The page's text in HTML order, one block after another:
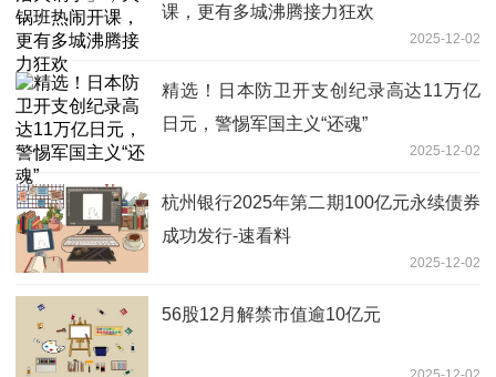
课，更有多城沸腾接力狂欢
2025-12-02
精选！日本防卫开支创纪录高达11万亿
日元，警惕军国主义“还魂”
2025-12-02
杭州银行2025年第二期100亿元永续债券
成功发行-速看料
2025-12-02
56股12月解禁市值逾10亿元